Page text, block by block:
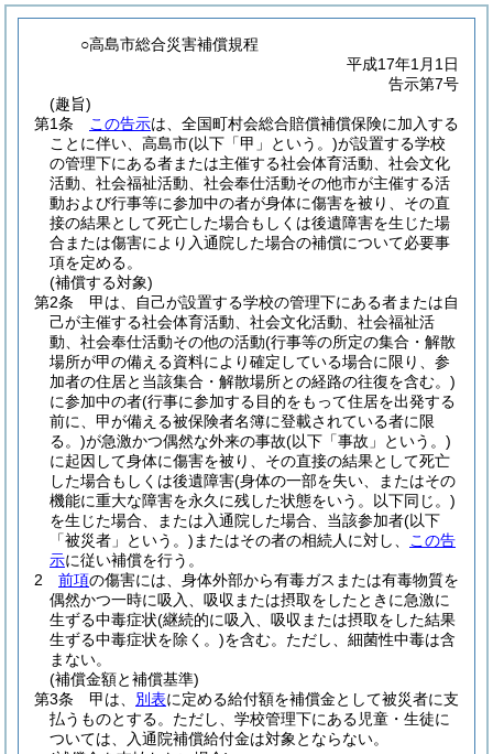
○高島市総合災害補償規程
平成17年1月1日
告示第7号
(趣旨)
第1条
この告示は、全国町村会総合賠償補償保険に加入する
ことに伴い、高島市(以下「甲」という。)が設置する学校
の管理下にある者または主催する社会体育活動、社会文化
活動、社会福祉活動、社会奉仕活動その他市が主催する活
動および行事等に参加中の者が身体に傷害を被り、その直
接の結果として死亡した場合もしくは後遺障害を生じた場
合または傷害により入通院した場合の補償について必要事
項を定める。
(補償する対象)
第2条
甲は、自己が設置する学校の管理下にある者または自
己が主催する社会体育活動、社会文化活動、社会福祉活
動、社会奉仕活動その他の活動(行事等の所定の集合・解散
場所が甲の備える資料により確定している場合に限り、参
加者の住居と当該集合・解散場所との経路の往復を含む。)
に参加中の者(行事に参加する目的をもって住居を出発する
前に、甲が備える被保険者名簿に登載されている者に限
る。)が急激かつ偶然な外来の事故(以下「事故」という。)
に起因して身体に傷害を被り、その直接の結果として死亡
した場合もしくは後遺障害(身体の一部を失い、またはその
機能に重大な障害を永久に残した状態をいう。以下同じ。)
を生じた場合、または入通院した場合、当該参加者(以下
「被災者」という。) またはその者の相続人に対し、
この告
示に従い補償を行う。
2
前項の傷害には、身体外部から有毒ガスまたは有毒物質を
偶然かつ一時に吸入、吸収または摂取をしたときに急激に
生ずる中毒症状(継続的に吸入、吸収または摂取をした結果
生ずる中毒症状を除く。)を含む。 ただし、細菌性中毒は含
まない。
(補償金額と補償基準)
第3条
甲は、 別表に定める給付額を補償金として被災者に支
払うものとする。 ただし、学校管理下にある児童・生徒に
ついては、入通院補償給付金は対象とならない。